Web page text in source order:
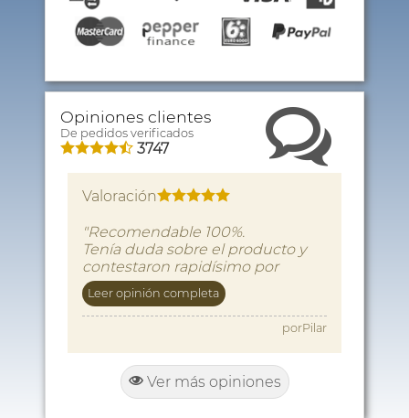
Opiniones clientes
De pedidos verificados
3747
Valoración
"Recomendable 100%.
Tenía duda sobre el producto y
contestaron rapidísimo por
WhatsApp aclarando dudas, con
la mayor amabilidad posible.
Enviaron el producto muy rápido
y ha llegado en perfecto estado.
El precio muy por debajo de lo
visto en otras tiendas y sin Black
Friday aún…
Leer opinión completa
porPilar
Ver más opiniones